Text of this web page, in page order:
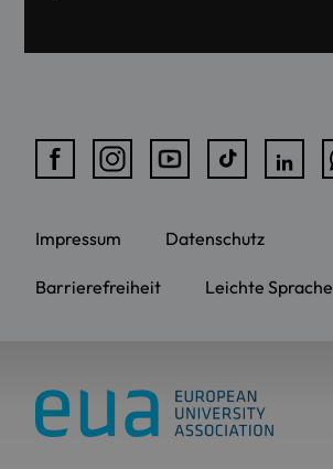
Impressum Datenschutz
Barrierefreiheit Leichte Sprache